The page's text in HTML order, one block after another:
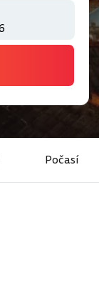
Počasí